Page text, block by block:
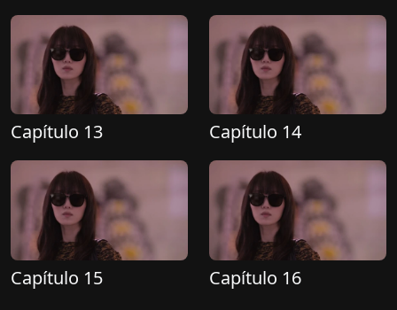
Capítulo 13 Capítulo 14
Capítulo 15 Capítulo 16